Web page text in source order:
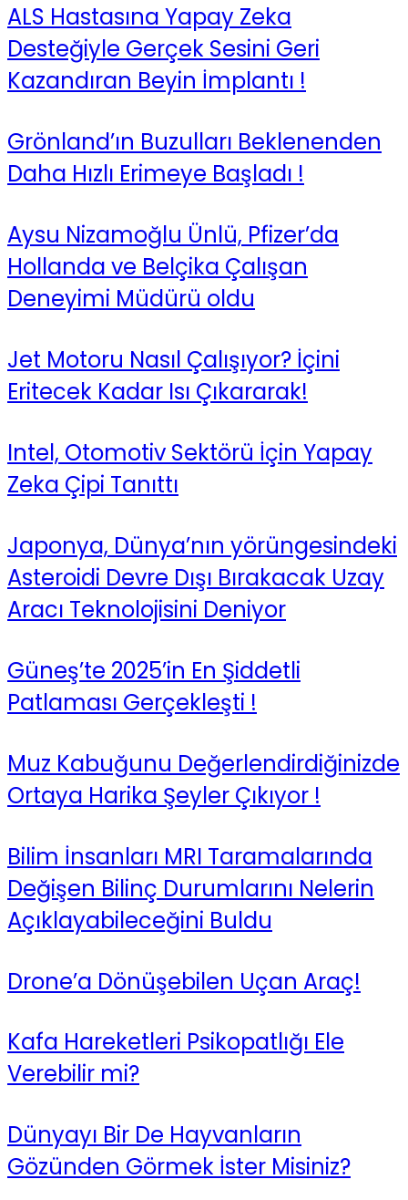
ALS Hastasına Yapay Zeka
Desteğiyle Gerçek Sesini Geri
Kazandıran Beyin İmplantı !
Grönland’ın Buzulları Beklenenden
Daha Hızlı Erimeye Başladı !
Aysu Nizamoğlu Ünlü, Pfizer’da
Hollanda ve Belçika Çalışan
Deneyimi Müdürü oldu
Jet Motoru Nasıl Çalışıyor? İçini
Eritecek Kadar Isı Çıkararak!
Intel, Otomotiv Sektörü İçin Yapay
Zeka Çipi Tanıttı
Japonya, Dünya’nın yörüngesindeki
Asteroidi Devre Dışı Bırakacak Uzay
Aracı Teknolojisini Deniyor
Güneş’te 2025’in En Şiddetli
Patlaması Gerçekleşti !
Muz Kabuğunu Değerlendirdiğinizde
Ortaya Harika Şeyler Çıkıyor !
Bilim İnsanları MRI Taramalarında
Değişen Bilinç Durumlarını Nelerin
Açıklayabileceğini Buldu
Drone’a Dönüşebilen Uçan Araç!
Kafa Hareketleri Psikopatlığı Ele
Verebilir mi?
Dünyayı Bir De Hayvanların
Gözünden Görmek İster Misiniz?